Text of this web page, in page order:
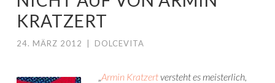
KRATZERT
24. MÄRZ 2012 DOLCEVITA
„Armin Kratzertversteht es meisterlich,